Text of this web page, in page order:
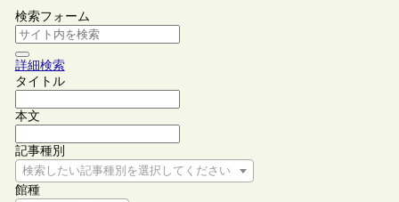
検索フォーム
詳細検索
タイトル
本文
記事種別
検索したい記事種別を選択してください
館種